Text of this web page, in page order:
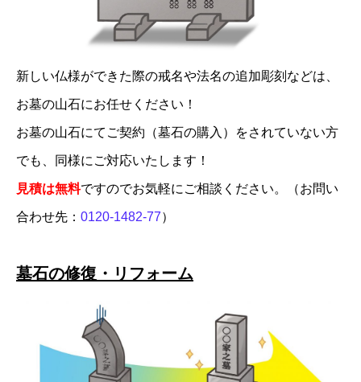
新しい仏様ができた際の戒名や法名の追加彫刻などは、
お墓の山石にお任せください！
お墓の山石にてご契約（墓石の購入）をされていない方
でも、同様にご対応いたします！
見積は無料ですのでお気軽にご相談ください。（お問い
合わせ先： 0120-1482-77）
墓石の修復・リフォーム